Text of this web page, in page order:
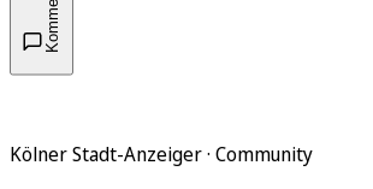
Kölner Stadt-Anzeiger · Community